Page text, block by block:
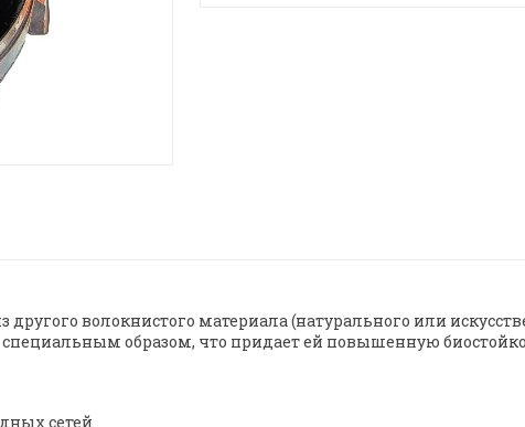
другого волокнистого материала (натурального или
образом, что придает ей повышенную
сетей